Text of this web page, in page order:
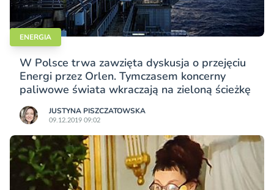
ENERGIA
W Polsce trwa zawzięta dyskusja o przejęciu
Energi przez Orlen. Tymczasem koncerny
paliwowe świata wkraczają na zieloną ścieżkę
JUSTYNA PISZCZATOWSKA
09.12.2019 09:02